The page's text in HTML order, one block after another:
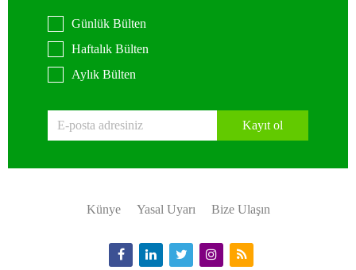
Günlük Bülten
Haftalık Bülten
Aylık Bülten
Kayıt ol
Künye Yasal Uyarı Bize Ulaşın